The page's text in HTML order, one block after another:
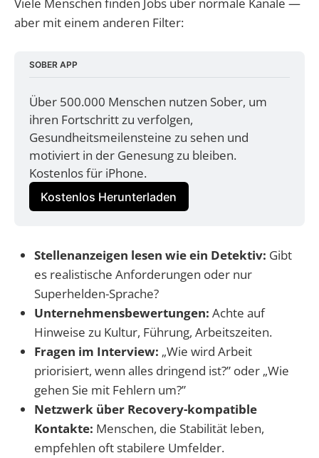
aber mit einem anderen Filter:
SOBER APP
Über 500.000 Menschen nutzen Sober, um
ihren Fortschritt zu verfolgen,
Gesundheitsmeilensteine zu sehen und
motiviert in der Genesung zu bleiben.
Kostenlos für iPhone.
Kostenlos Herunterladen
Stellenanzeigen lesen wie ein Detektiv: Gibt
es realistische Anforderungen oder nur
Superhelden-Sprache?
Unternehmensbewertungen: Achte auf
Hinweise zu Kultur, Führung, Arbeitszeiten.
Fragen im Interview: „Wie wird Arbeit
priorisiert, wenn alles dringend ist?” oder „Wie
gehen Sie mit Fehlern um?”
Netzwerk über Recovery-kompatible
Kontakte: Menschen, die Stabilität leben,
empfehlen oft stabilere Umfelder.